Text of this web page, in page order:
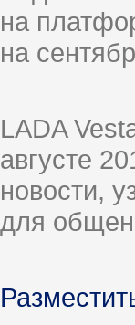
на
на
LADA
августе
новости,
для